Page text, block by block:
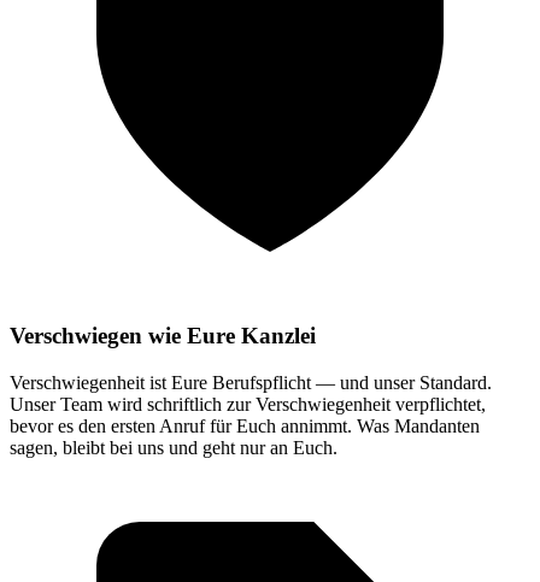
Verschwiegen wie Eure Kanzlei
Verschwiegenheit ist Eure Berufspflicht — und unser Standard.
Unser Team wird schriftlich zur Verschwiegenheit verpflichtet,
bevor es den ersten Anruf für Euch annimmt. Was Mandanten
sagen, bleibt bei uns und geht nur an Euch.